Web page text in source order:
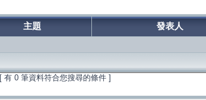
主題 發表人
[ 有 0 筆資料符合您搜尋的條件 ]